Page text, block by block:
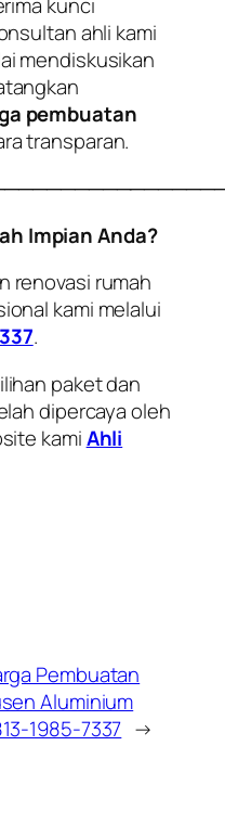
ahli kami
mendiskusikan
pembuatan
transparan.
Impian Anda?
renovasi rumah
kami melalui
.
paket dan
dipercaya oleh
kamiAhli
Pembuatan
Aluminium
1985-7337 →